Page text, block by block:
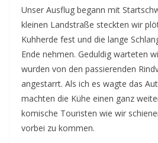
Unser Ausflug begann mit
kleinen Landstraße steckten wir
Kuhherde fest und die lange
Ende nehmen. Geduldig warteten
wurden von den passierenden
angestarrt. Als ich es wagte das
machten die Kühe einen ganz
komische Touristen wie wir
vorbei zu kommen.